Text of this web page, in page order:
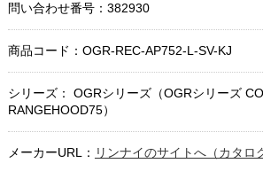
問い合わせ番号：382930
商品コード： OGR-REC-AP752-L-SV-KJ
シリーズ： OGRシリーズ（OGRシリーズ
RANGEHOOD75）
メーカーURL： リンナイのサイトへ（カタロ